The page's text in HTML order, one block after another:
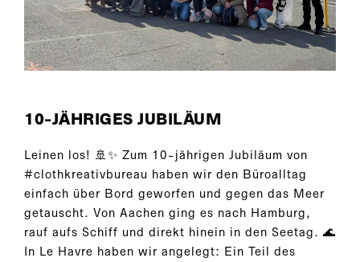
10-JÄHRIGES JUBILÄUM
Leinen los! 🚢✨ Zum 10-jährigen Jubiläum von
#clothkreativbureau haben wir den Büroalltag
einfach über Bord geworfen und gegen das Meer
getauscht. Von Aachen ging es nach Hamburg,
rauf aufs Schiff und direkt hinein in den Seetag. 🌊
In Le Havre haben wir angelegt: Ein Teil des